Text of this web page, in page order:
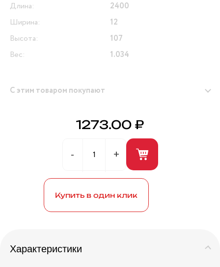
Длина:
2400
Ширина:
12
Высота:
107
Вес:
1.034
С этим товаром покупают
Герметик универсальный (белый) 280мл ANDRE
BROS
1273.00 ₽
Купить в один клик
Характеристики